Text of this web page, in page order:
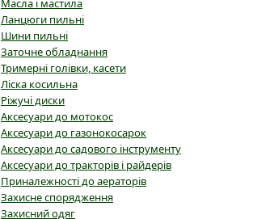
Масла і мастила
Ланцюги пильні
Шини пильні
Заточне обладнання
Тримерні голівки, касети
Ліска косильна
Ріжучі диски
Аксесуари до мотокос
Аксесуари до газонокосарок
Аксесуари до садового інструменту
Аксесуари до тракторів і райдерів
Приналежності до аераторів
Захисне спорядження
Захисний одяг